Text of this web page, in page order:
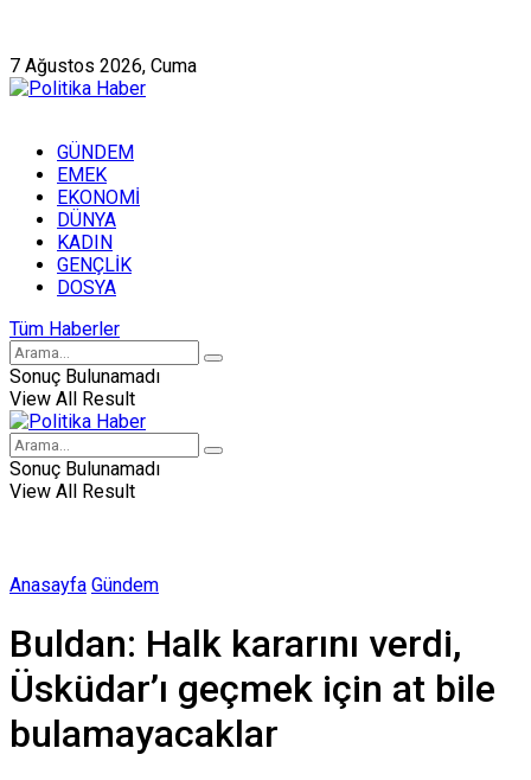
7 Ağustos 2026, Cuma
GÜNDEM
EMEK
EKONOMİ
DÜNYA
KADIN
GENÇLİK
DOSYA
Tüm Haberler
Sonuç Bulunamadı
View All Result
Sonuç Bulunamadı
View All Result
Anasayfa Gündem
Buldan: Halk kararını verdi,
Üsküdar’ı geçmek için at bile
bulamayacaklar